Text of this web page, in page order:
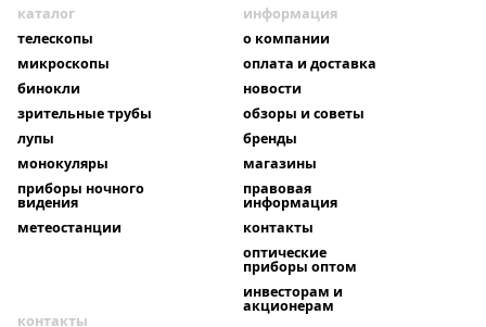
каталог
телескопы
микроскопы
бинокли
зрительные трубы
лупы
монокуляры
приборы ночного
видения
метеостанции
информация
о компании
оплата и доставка
новости
обзоры и советы
бренды
магазины
правовая
информация
контакты
оптические
приборы оптом
инвесторам и
акционерам
контакты